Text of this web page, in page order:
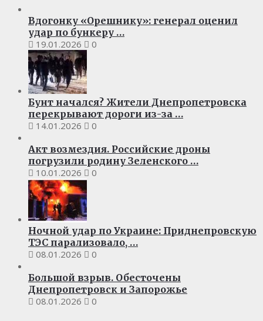
Вдогонку «Орешнику»: генерал оценил
удар по бункеру …
19.01.2026
0
Бунт начался? Жители Днепропетровска
перекрывают дороги из-за …
14.01.2026
0
Акт возмездия. Российские дроны
погрузили родину Зеленского …
10.01.2026
0
Ночной удар по Украине: Приднепровскую
ТЭС парализовало, …
08.01.2026
0
Большой взрыв. Обесточены
Днепропетровск и Запорожье
08.01.2026
0